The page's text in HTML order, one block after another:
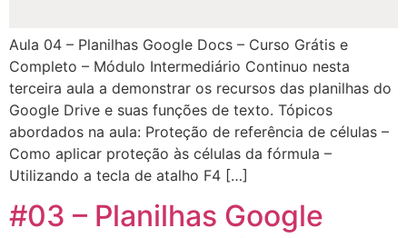
Aula 04 – Planilhas Google Docs – Curso Grátis e
Completo – Módulo Intermediário Continuo nesta
terceira aula a demonstrar os recursos das planilhas do
Google Drive e suas funções de texto. Tópicos
abordados na aula: Proteção de referência de células –
Como aplicar proteção às células da fórmula –
Utilizando a tecla de atalho F4 […]
#03 – Planilhas Google